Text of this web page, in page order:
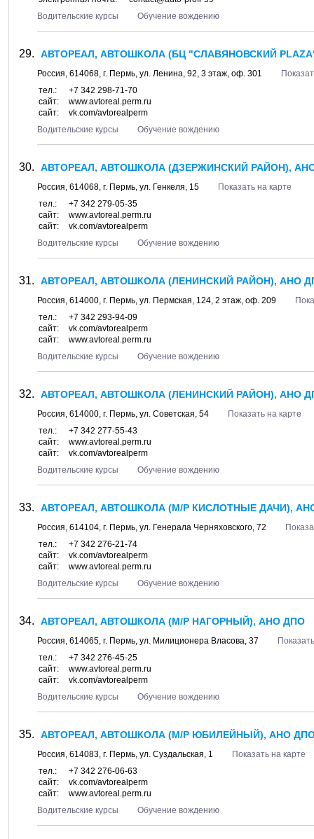
Водительские курсы
Обучение вождению
АВТОРЕАЛ, АВТОШКОЛА (БЦ "СЛАВЯНОВСКИЙ
Россия, 614068, г. Пермь, ул. Ленина, 92, 3 этаж, оф. 301
тел.:
+7 342 298-71-70
сайт:
www.avtoreal.perm.ru
сайт:
vk.com/avtorealperm
Водительские курсы
Обучение вождению
АВТОРЕАЛ, АВТОШКОЛА (ДЗЕРЖИНСКИЙ РАЙОН),
Россия, 614068, г. Пермь, ул. Генкеля, 15
Показать на карте
тел.:
+7 342 279-05-35
сайт:
www.avtoreal.perm.ru
сайт:
vk.com/avtorealperm
Водительские курсы
Обучение вождению
АВТОРЕАЛ, АВТОШКОЛА (ЛЕНИНСКИЙ РАЙОН), АНО
Россия, 614000, г. Пермь, ул. Пермская, 124, 2 этаж, оф. 209
тел.:
+7 342 293-94-09
сайт:
vk.com/avtorealperm
сайт:
www.avtoreal.perm.ru
Водительские курсы
Обучение вождению
АВТОРЕАЛ, АВТОШКОЛА (ЛЕНИНСКИЙ РАЙОН), АНО
Россия, 614000, г. Пермь, ул. Советская, 54
Показать на карте
тел.:
+7 342 277-55-43
сайт:
www.avtoreal.perm.ru
сайт:
vk.com/avtorealperm
Водительские курсы
Обучение вождению
АВТОРЕАЛ, АВТОШКОЛА (М/Р КИСЛОТНЫЕ ДАЧИ),
Россия, 614104, г. Пермь, ул. Генерала Черняховского, 72
тел.:
+7 342 276-21-74
сайт:
vk.com/avtorealperm
сайт:
www.avtoreal.perm.ru
Водительские курсы
Обучение вождению
АВТОРЕАЛ, АВТОШКОЛА (М/Р НАГОРНЫЙ), АНО ДПО
Россия, 614065, г. Пермь, ул. Милиционера Власова, 37
тел.:
+7 342 276-45-25
сайт:
www.avtoreal.perm.ru
сайт:
vk.com/avtorealperm
Водительские курсы
Обучение вождению
АВТОРЕАЛ, АВТОШКОЛА (М/Р ЮБИЛЕЙНЫЙ), АНО
Россия, 614083, г. Пермь, ул. Суздальская, 1
Показать на карте
тел.:
+7 342 276-06-63
сайт:
vk.com/avtorealperm
сайт:
www.avtoreal.perm.ru
Водительские курсы
Обучение вождению